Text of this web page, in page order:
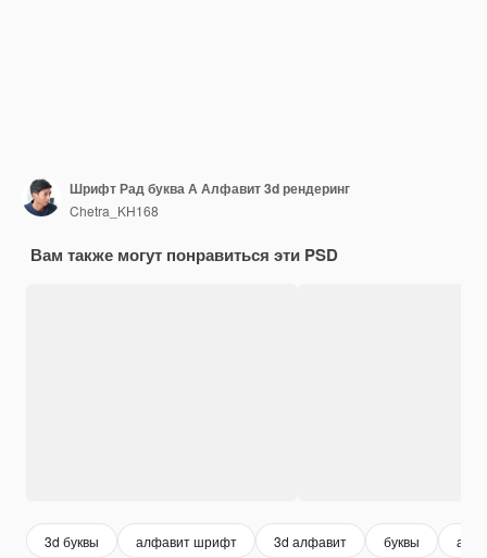
Шрифт Рад буква А Алфавит 3d рендеринг
Chetra_KH168
Вам также могут понравиться эти PSD
3d буквы алфавит шрифт 3d алфавит буквы